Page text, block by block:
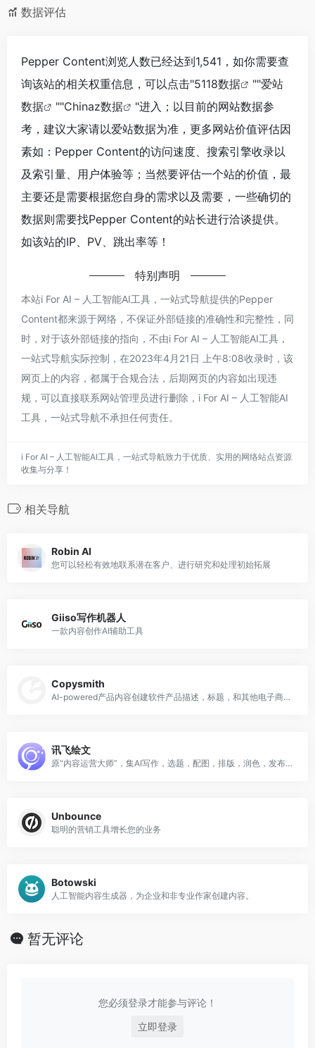
数据评估
Pepper Content浏览人数已经达到1,541，如你需要查
询该站的相关权重信息，可以点击"5118数据 ""爱站
数据
""Chinaz数据
"进入；以目前的网站数据参
考，建议大家请以爱站数据为准，更多网站价值评估因
素如：Pepper Content的访问速度、搜索引擎收录以
及索引量、用户体验等；当然要评估一个站的价值，最
主要还是需要根据您自身的需求以及需要，一些确切的
数据则需要找Pepper Content的站长进行洽谈提供。
如该站的IP、PV、跳出率等！
特别声明
本站i For AI – 人工智能AI工具，一站式导航提供的Pepper
Content都来源于网络，不保证外部链接的准确性和完整性，同
时，对于该外部链接的指向，不由i For AI – 人工智能AI工具，
一站式导航实际控制，在2023年4月21日 上午8:08收录时，该
网页上的内容，都属于合规合法，后期网页的内容如出现违
规，可以直接联系网站管理员进行删除，i For AI – 人工智能AI
工具，一站式导航不承担任何责任。
i For AI – 人工智能AI工具，一站式导航致力于优质、实用的网络站点资源
收集与分享！
相关导航
Robin AI
您可以轻松有效地联系潜在客户、进行研究和处理初始拓展
Giiso写作机器人
一款内容创作AI辅助工具
Copysmith
AI-powered产品内容创建软件产品描述，标题，和其他电子商务的内容。
讯飞绘文
原“内容运营大师”，集AI写作，选题，配图，排版，润色，发布等功能为一体的智能创作平台。
Unbounce
聪明的营销工具增长您的业务
Botowski
人工智能内容生成器，为企业和非专业作家创建内容。
暂无评论
您必须登录才能参与评论！
立即登录